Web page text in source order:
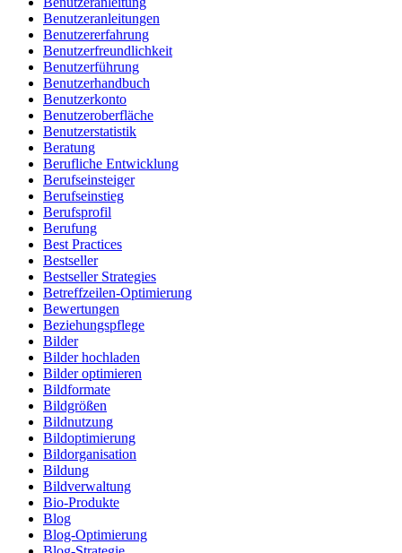
Benutzeranleitungen
Benutzererfahrung
Benutzerfreundlichkeit
Benutzerführung
Benutzerhandbuch
Benutzerkonto
Benutzeroberfläche
Benutzerstatistik
Beratung
Berufliche Entwicklung
Berufseinsteiger
Berufseinstieg
Berufsprofil
Berufung
Best Practices
Bestseller
Bestseller Strategies
Betreffzeilen-Optimierung
Bewertungen
Beziehungspflege
Bilder
Bilder hochladen
Bilder optimieren
Bildformate
Bildgrößen
Bildnutzung
Bildoptimierung
Bildorganisation
Bildung
Bildverwaltung
Bio-Produkte
Blog
Blog-Optimierung